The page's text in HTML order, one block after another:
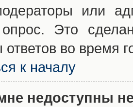
или
опрос. Это
ответов во время
к началу
недоступны